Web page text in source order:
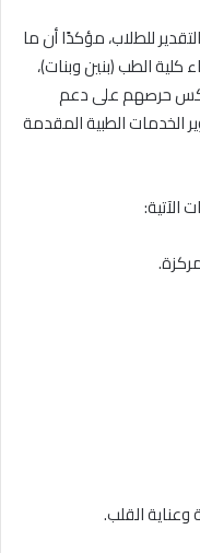
للطلاب، مؤكدًا أن ما
كلية الطب (بنين وبنات)،
حرصهم على دعم
الطبية المقدمة
الآتية: